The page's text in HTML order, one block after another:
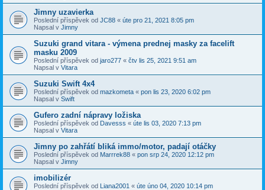
Jimny uzavierka
Poslední příspěvek od JC88 « úte pro 21, 2021 8:05 pm
Napsal v Jimny
Suzuki grand vitara - výmena prednej masky za facelift
masku 2009
Poslední příspěvek od jaro277 « čtv lis 25, 2021 9:51 am
Napsal v Vitara
Suzuki Swift 4x4
Poslední příspěvek od mazkometa « pon lis 23, 2020 6:02 pm
Napsal v Swift
Gufero zadní nápravy ložiska
Poslední příspěvek od Davesss « úte lis 03, 2020 7:13 pm
Napsal v Vitara
Jimny po zahřátí bliká immo/motor, padají otáčky
Poslední příspěvek od Marrrek88 « pon srp 24, 2020 12:12 pm
Napsal v Jimny
imobilizér
Poslední příspěvek od Liana2001 « úte úno 04, 2020 10:14 pm